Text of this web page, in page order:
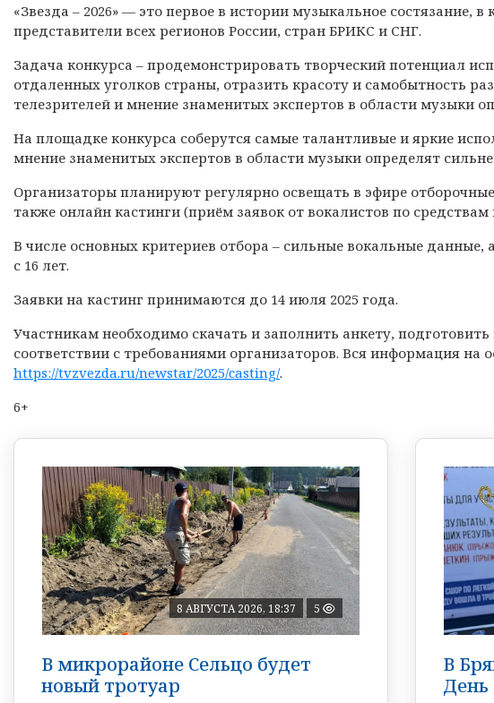
«Звезда – 2026» — это первое в истории музыкальное состязание,
представители всех регионов России, стран БРИКС и СНГ.
Задача конкурса – продемонстрировать творческий потенциал
отдаленных уголков страны, отразить красоту и самобытность
телезрителей и мнение знаменитых экспертов в области музыки
На площадке конкурса соберутся самые талантливые и яркие
мнение знаменитых экспертов в области музыки определят
Организаторы планируют регулярно освещать в эфире
также онлайн кастинги (приём заявок от вокалистов по средствам
В числе основных критериев отбора – сильные вокальные данные,
с 16 лет.
Заявки на кастинг принимаются до 14 июля 2025 года.
Участникам необходимо скачать и заполнить анкету,
соответствии с требованиями организаторов. Вся информация на
https://tvzvezda.ru/newstar/2025/casting/.
6+
8 АВГУСТА 2026, 18:37 5
В микрорайоне Сельцо будет
новый тротуар
В
День